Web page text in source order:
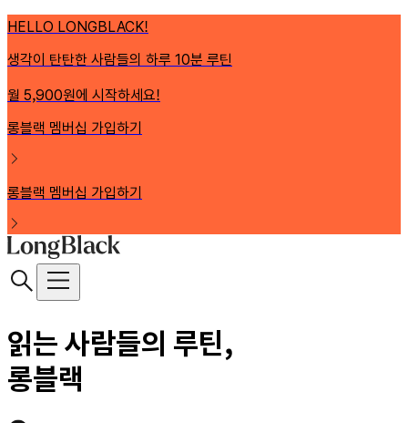
HELLO LONGBLACK!
생각이 탄탄한 사람들의 하루 10분 루틴
월 5,900원에 시작하세요!
롱블랙 멤버십 가입하기
롱블랙 멤버십 가입하기
읽는 사람들의 루틴,
롱블랙